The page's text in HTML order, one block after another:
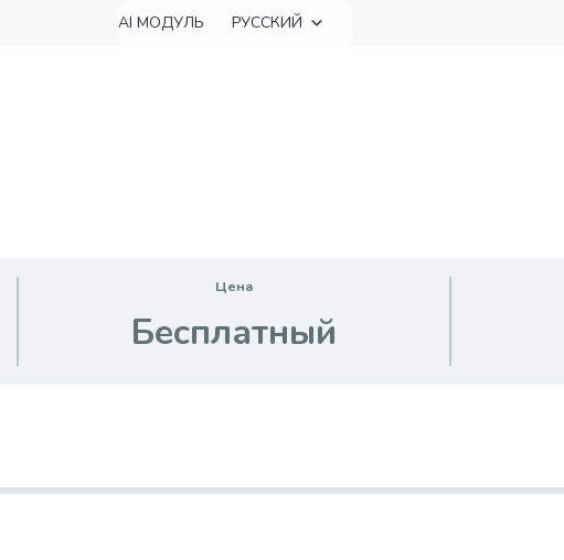
AI МОДУЛЬ РУССКИЙ
Цена
Бесплатный